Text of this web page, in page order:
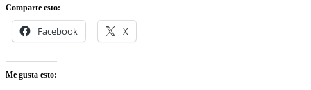
Comparte esto:
Facebook X
Me gusta esto: